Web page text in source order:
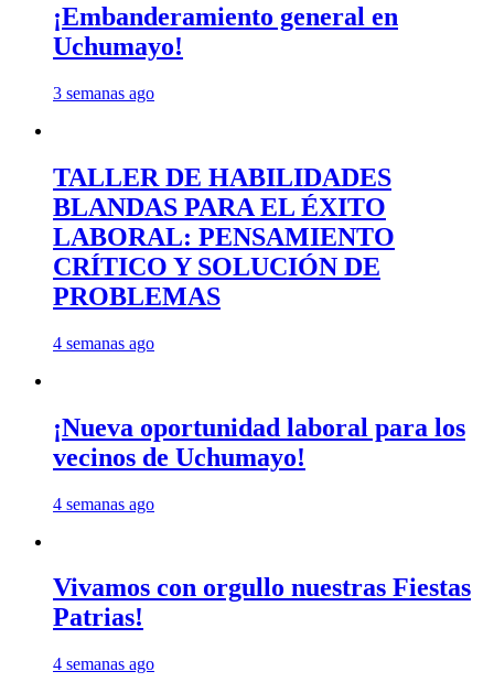
¡Embanderamiento general en
Uchumayo!
3 semanas ago
TALLER DE HABILIDADES
BLANDAS PARA EL ÉXITO
LABORAL: PENSAMIENTO
CRÍTICO Y SOLUCIÓN DE
PROBLEMAS
4 semanas ago
¡Nueva oportunidad laboral para los
vecinos de Uchumayo!
4 semanas ago
Vivamos con orgullo nuestras Fiestas
Patrias!
4 semanas ago